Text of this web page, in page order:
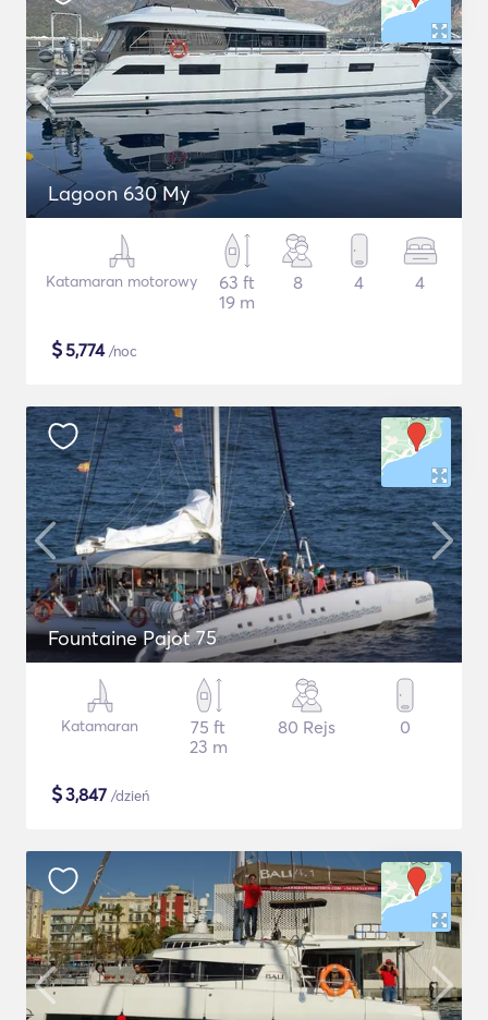
Lagoon 630 My
Katamaran motorowy
63 ft
19 m
8 4 4
$5,774/noc
Fountaine Pajot 75
Katamaran
75 ft
23 m
80 Rejs 0
$3,847 /dzień